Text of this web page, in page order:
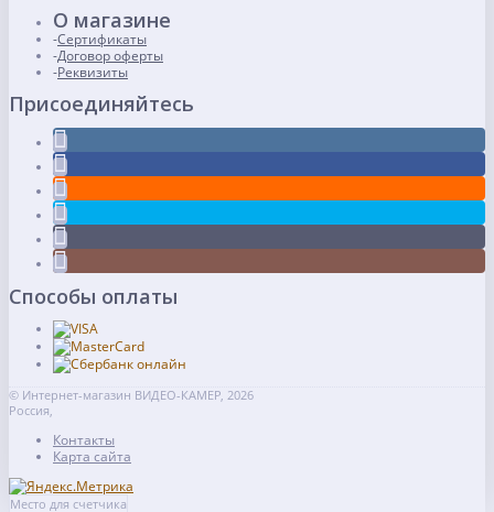
О магазине
Сертификаты
Договор оферты
Реквизиты
Присоединяйтесь
Способы оплаты
© Интернет-магазин ВИДЕО-КАМЕР, 2026
Россия,
Контакты
Карта сайта
Место для счетчика